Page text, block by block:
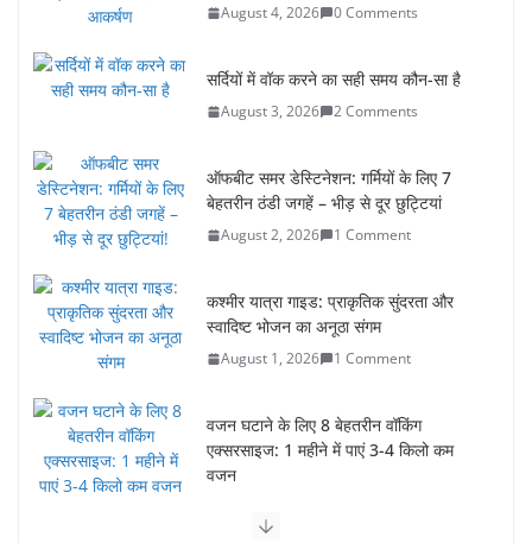
August 4, 2026 0 Comments
सर्दियों में वॉक करने का सही समय कौन-सा है
August 3, 2026 2 Comments
ऑफबीट समर डेस्टिनेशन: गर्मियों के लिए 7
बेहतरीन ठंडी जगहें – भीड़ से दूर छुट्टियां
August 2, 2026 1 Comment
कश्मीर यात्रा गाइड: प्राकृतिक सुंदरता और
स्वादिष्ट भोजन का अनूठा संगम
August 1, 2026 1 Comment
वजन घटाने के लिए 8 बेहतरीन वॉकिंग
एक्सरसाइज: 1 महीने में पाएं 3-4 किलो कम
वजन